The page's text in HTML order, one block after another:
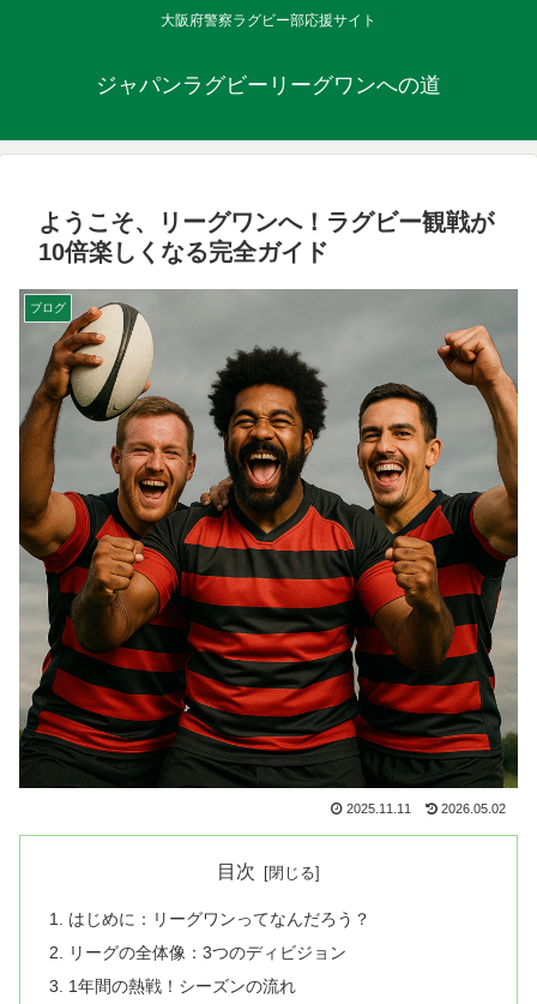
大阪府警察ラグビー部応援サイト
ジャパンラグビーリーグワンへの道
ようこそ、リーグワンへ！ラグビー観戦が
10倍楽しくなる完全ガイド
ブログ
2025.11.11 2026.05.02
目次
はじめに：リーグワンってなんだろう？
リーグの全体像：3つのディビジョン
1年間の熱戦！シーズンの流れ